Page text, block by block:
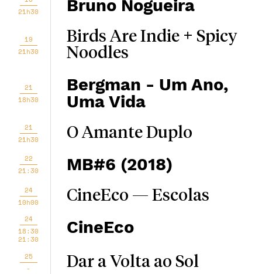
21h30
Bruno Nogueira
19
21h30
Birds Are Indie + Spicy
Noodles
21
18h30
Bergman - Um Ano,
Uma Vida
21
21h30
O Amante Duplo
22
21:30
MB#6 (2018)
24
10h00
CineEco — Escolas
24
18:30
21:30
CineEco
25
-
Dar a Volta ao Sol